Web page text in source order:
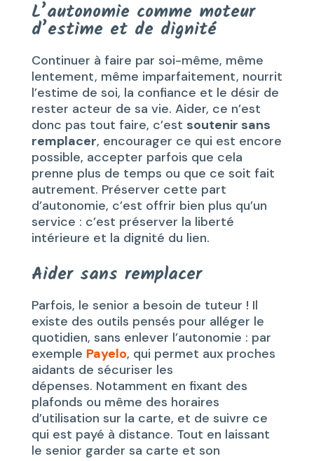
L’autonomie comme moteur
d’estime et de dignité
Continuer à faire par soi-même, même
lentement, même imparfaitement, nourrit
l’estime de soi, la confiance et le désir de
rester acteur de sa vie. Aider, ce n’est
donc pas tout faire, c’est soutenir sans
remplacer, encourager ce qui est encore
possible, accepter parfois que cela
prenne plus de temps ou que ce soit fait
autrement. Préserver cette part
d’autonomie, c’est offrir bien plus qu’un
service : c’est préserver la liberté
intérieure et la dignité du lien.
Aider sans remplacer
Parfois, le senior a besoin de tuteur ! Il
existe des outils pensés pour alléger le
quotidien, sans enlever l’autonomie : par
exemple Payelo, qui permet aux proches
aidants de sécuriser les
dépenses. Notamment en fixant des
plafonds ou même des horaires
d’utilisation sur la carte, et de suivre ce
qui est payé à distance. Tout en laissant
le senior garder sa carte et son